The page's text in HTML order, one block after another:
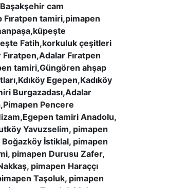
cam
Fıratpen tamiri,pimapen
Fatih,korkuluk çeşitleri
Fıratpen
tamiri,Güngören ahşap
Egepen,Kadıköy
Burgazadası,Adalar
Pencere
tamiri Anadolu,
Yavuzselim, pimapen
İstiklal, pimapen
pimapen Durusu Zafer,
pimapen Haraççı
Taşoluk, pimapen